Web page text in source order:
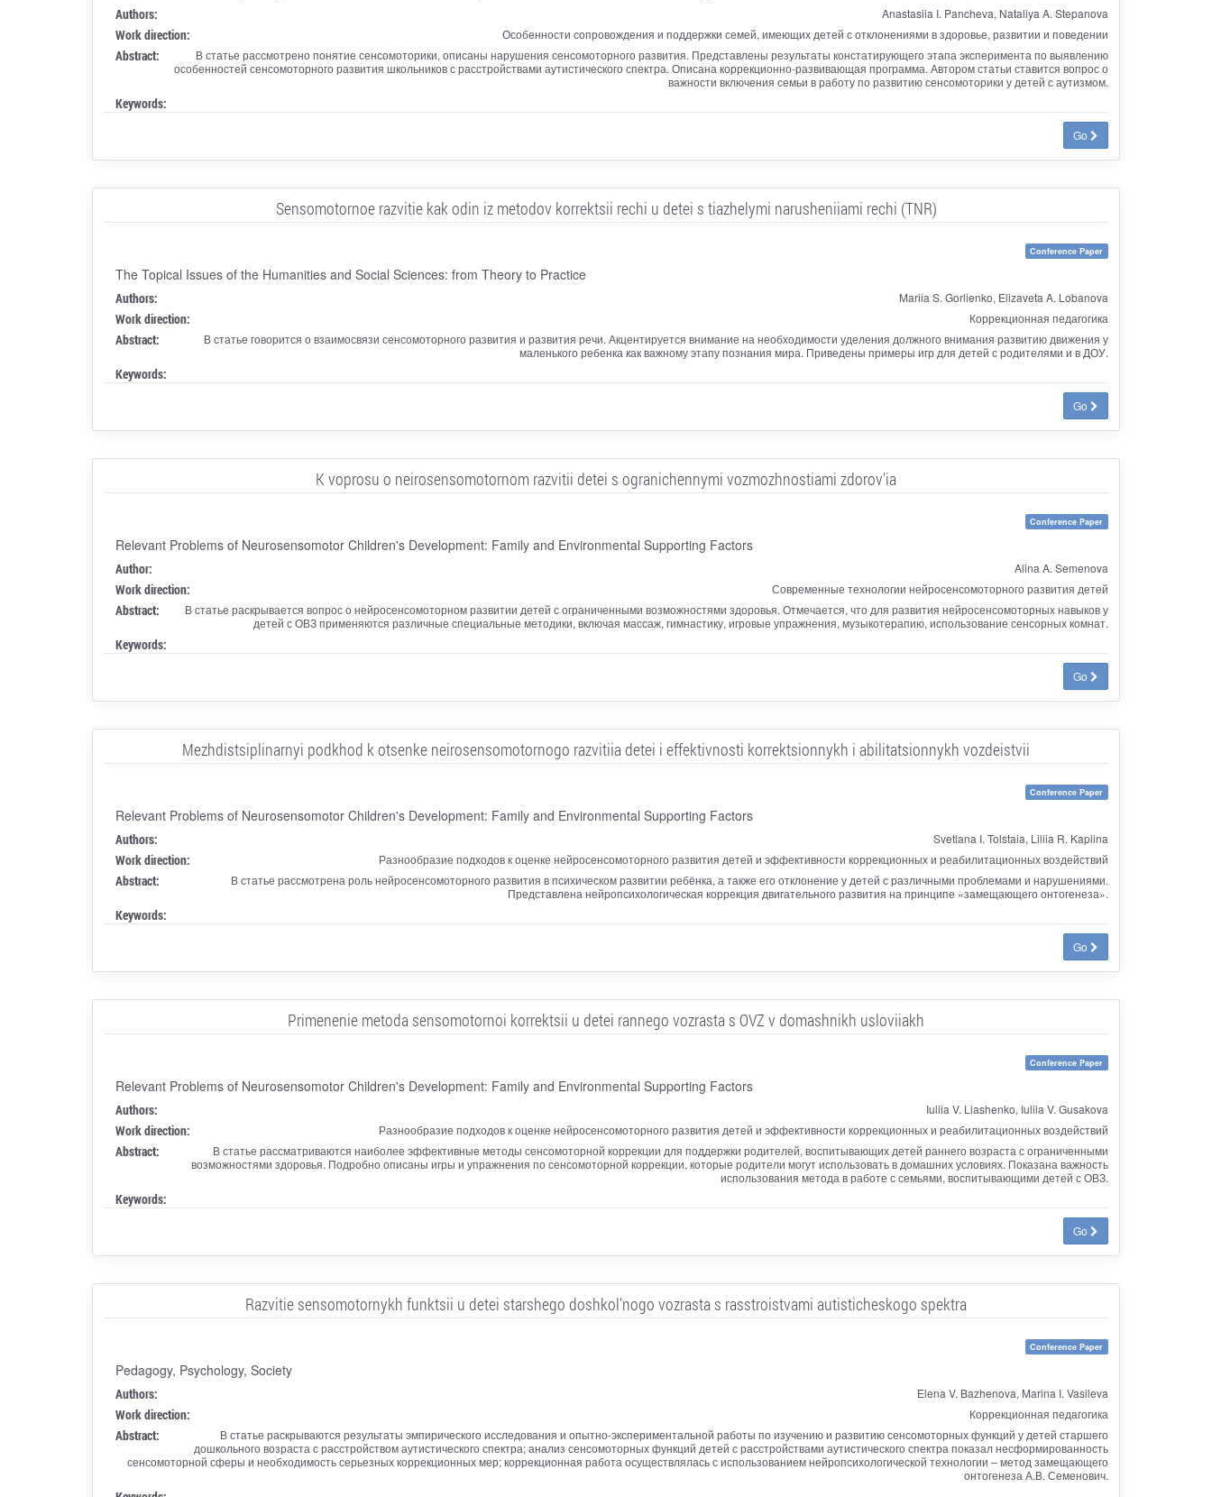
Authors: Anastasiia I. Pancheva, Nataliya A. Stepanova
Work direction: Особенности сопровождения и поддержки семей, имеющих детей с отклонениями в здоровье, развитии и поведении
Abstract:
В статье рассмотрено понятие сенсомоторики, описаны нарушения сенсомоторного развития. Представлены результаты констатирующего этапа эксперимента по выявлению
особенностей сенсомоторного развития школьников с расстройствами аутистического спектра. Описана коррекционно-развивающая программа. Автором статьи ставится вопрос о
важности включения семьи в работу по развитию сенсомоторики у детей с аутизмом.
Keywords:
Go
Sensomotornoe razvitie kak odin iz metodov korrektsii rechi u detei s tiazhelymi narusheniiami rechi (TNR)
Conference Paper
The Topical Issues of the Humanities and Social Sciences: from Theory to Practice
Authors: Mariia S. Gorlienko, Elizaveta A. Lobanova
Work direction: Коррекционная педагогика
Abstract:
В статье говорится о взаимосвязи сенсомоторного развития и развития речи. Акцентируется внимание на необходимости уделения должного внимания развитию движения у
маленького ребенка как важному этапу познания мира. Приведены примеры игр для детей с родителями и в ДОУ.
Keywords:
Go
K voprosu o neirosensomotornom razvitii detei s ogranichennymi vozmozhnostiami zdorov'ia
Conference Paper
Relevant Problems of Neurosensomotor Children's Development: Family and Environmental Supporting Factors
Author: Alina A. Semenova
Work direction: Современные технологии нейросенсомоторного развития детей
Abstract:
В статье раскрывается вопрос о нейросенсомоторном развитии детей с ограниченными возможностями здоровья. Отмечается, что для развития нейросенсомоторных навыков у
детей с ОВЗ применяются различные специальные методики, включая массаж, гимнастику, игровые упражнения, музыкотерапию, использование сенсорных комнат.
Keywords:
Go
Mezhdistsiplinarnyi podkhod k otsenke neirosensomotornogo razvitiia detei i effektivnosti korrektsionnykh i abilitatsionnykh vozdeistvii
Conference Paper
Relevant Problems of Neurosensomotor Children's Development: Family and Environmental Supporting Factors
Authors: Svetlana I. Tolstaia, Liliia R. Kaplina
Work direction: Разнообразие подходов к оценке нейросенсомоторного развития детей и эффективности коррекционных и реабилитационных воздействий
Abstract:
В статье рассмотрена роль нейросенсомоторного развития в психическом развитии ребёнка, а также его отклонение у детей с различными проблемами и нарушениями.
Представлена нейропсихологическая коррекция двигательного развития на принципе «замещающего онтогенеза».
Keywords:
Go
Primenenie metoda sensomotornoi korrektsii u detei rannego vozrasta s OVZ v domashnikh usloviiakh
Conference Paper
Relevant Problems of Neurosensomotor Children's Development: Family and Environmental Supporting Factors
Authors: Iuliia V. Liashenko, Iuliia V. Gusakova
Work direction: Разнообразие подходов к оценке нейросенсомоторного развития детей и эффективности коррекционных и реабилитационных воздействий
Abstract:
В статье рассматриваются наиболее эффективные методы сенсомоторной коррекции для поддержки родителей, воспитывающих детей раннего возраста с ограниченными
возможностями здоровья. Подробно описаны игры и упражнения по сенсомоторной коррекции, которые родители могут использовать в домашних условиях. Показана важность
использования метода в работе с семьями, воспитывающими детей с ОВЗ.
Keywords:
Go
Razvitie sensomotornykh funktsii u detei starshego doshkol'nogo vozrasta s rasstroistvami autisticheskogo spektra
Conference Paper
Pedagogy, Psychology, Society
Authors: Elena V. Bazhenova, Marina I. Vasileva
Work direction: Коррекционная педагогика
Abstract:
В статье раскрываются результаты эмпирического исследования и опытно-экспериментальной работы по изучению и развитию сенсомоторных функций у детей старшего
дошкольного возраста с расстройством аутистического спектра; анализ сенсомоторных функций детей с расстройствами аутистического спектра показал несформированность
сенсомоторной сферы и необходимость серьезных коррекционных мер; коррекционная работа осуществлялась с использованием нейропсихологической технологии – метод замещающего
онтогенеза А.В. Семенович.